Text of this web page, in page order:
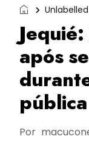
Unlabelled
após
pública
Por